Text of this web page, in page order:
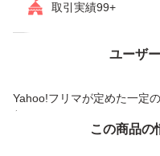
取引実績99+
ユーザ
Yahoo!フリマが定めた一定
付与しています
価格の相談
この商品の
この商品をみている人に